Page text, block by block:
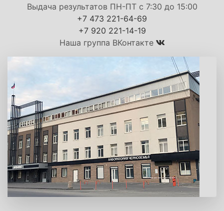
Выдача результатов ПН-ПТ с 7:30 до 15:00
+7 473 221-64-69
+7 920 221-14-19
Наша группа ВКонтакте